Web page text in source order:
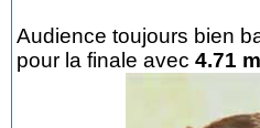
Audience toujours bien
pour la finale avec4.71